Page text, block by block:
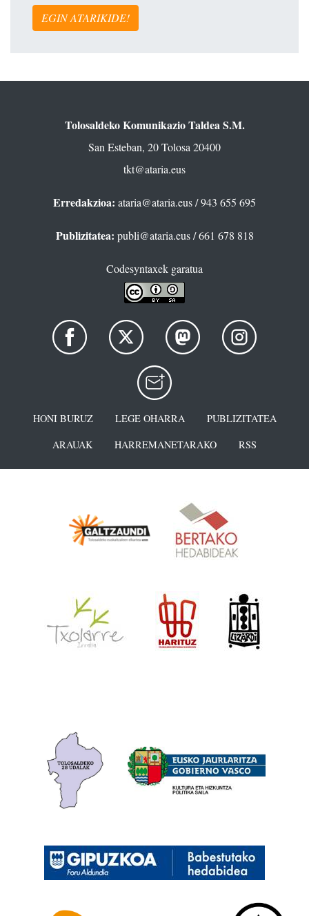
EGIN ATARIKIDE!
Tolosaldeko Komunikazio Taldea S.M.
San Esteban, 20 Tolosa 20400
tkt@ataria.eus
Erredakzioa: ataria@ataria.eus/ 943 655 695
Publizitatea: publi@ataria.eus/ 661 678 818
Codesyntaxek garatua
HONI BURUZ LEGE OHARRA
PUBLIZITATEA
ARAUAK
HARREMANETARAKO RSS